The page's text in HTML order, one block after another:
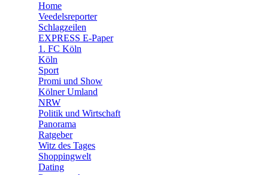
🛒 Shoppingwelt
🧩 Spiele
Home
Veedelsreporter
Schlagzeilen
EXPRESS E-Paper
1. FC Köln
Köln
Sport
Promi und Show
Kölner Umland
NRW
Politik und Wirtschaft
Panorama
Ratgeber
Witz des Tages
Shoppingwelt
Dating